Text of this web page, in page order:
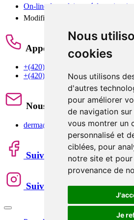
Nous
cookies
Nous utilisons
d'autres
pour améliorer
de navigation
vous montrer un
personnalisé et
ciblées, pour
notre site et
provenance de
Je
On-line formulaire - réclamation /
Modifier les paramètres des cookies
Appelez-nous
+(420) 603 442 626
+(420) 605 284 288
Nous écrire
derma@derma.cz
Suivez-nous
Suivez-nous